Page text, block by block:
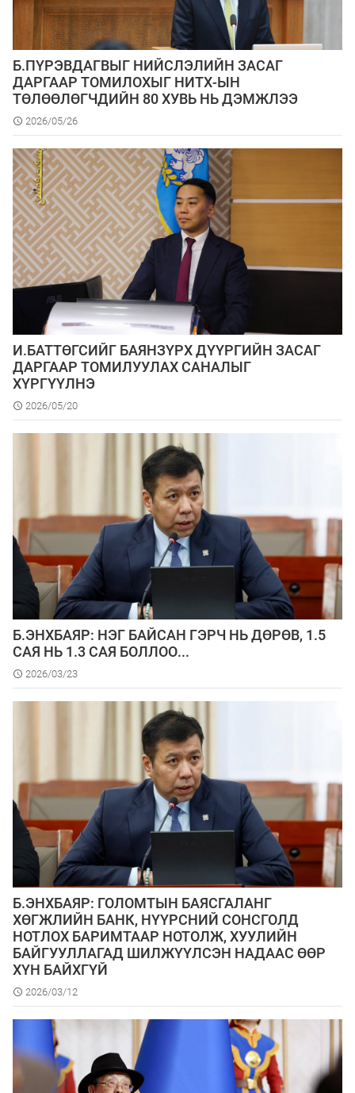
Б.ПҮРЭВДАГВЫГ НИЙСЛЭЛИЙН ЗАСАГ
ДАРГААР ТОМИЛОХЫГ НИТХ-ЫН
ТӨЛӨӨЛӨГЧДИЙН 80 ХУВЬ НЬ ДЭМЖЛЭЭ
2026/05/26
И.БАТТӨГСИЙГ БАЯНЗҮРХ ДҮҮРГИЙН ЗАСАГ
ДАРГААР ТОМИЛУУЛАХ САНАЛЫГ
ХҮРГҮҮЛНЭ
2026/05/20
Б.ЭНХБАЯР: НЭГ БАЙСАН ГЭРЧ НЬ ДӨРӨВ, 1.5
САЯ НЬ 1.3 САЯ БОЛЛОО...
2026/03/23
Б.ЭНХБАЯР: ГОЛОМТЫН БАЯСГАЛАНГ
ХӨГЖЛИЙН БАНК, НҮҮРСНИЙ СОНСГОЛД
НОТЛОХ БАРИМТААР НОТОЛЖ, ХУУЛИЙН
БАЙГУУЛЛАГАД ШИЛЖҮҮЛСЭН НАДААС ӨӨР
ХҮН БАЙХГҮЙ
2026/03/12